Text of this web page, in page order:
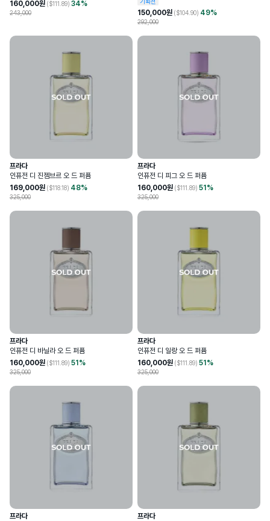
160,000원 ($111.89) 34%
243,000 150,000원 ($104.90) 49%
292,000
프라다
인퓨전 디 진젬브르 오 드 퍼퓸
169,000원 ($118.18) 48%
325,000
프라다
인퓨전 디 피그 오 드 퍼퓸
160,000원 ($111.89) 51 %
325,000
프라다
인퓨전 디 바닐라 오 드 퍼퓸
160,000원 ($111.89) 51 %
325,000
프라다
인퓨전 디 일랑 오 드 퍼퓸
160,000원 ($111.89) 51 %
325,000
프라다
프라다